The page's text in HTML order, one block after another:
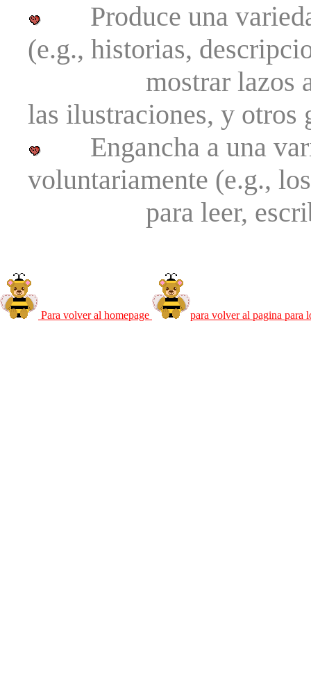
Produce una
(e.g., historias,
mostrar lazos
las ilustraciones, y otros
Engancha a una
voluntariamente (e.g.,
para leer,
Para volver al homepage para volver al pagina para